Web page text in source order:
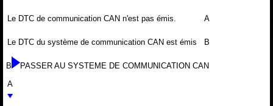
Le DTC de communication CAN n'est pas émis. A
Le DTC du système de communication CAN est émis B
B
PASSER AU SYSTEME DE COMMUNICATION CAN
A